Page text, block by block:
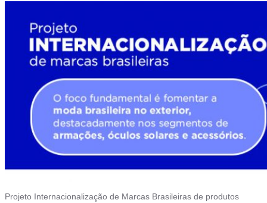
Projeto Internacionalização de Marcas Brasileiras de produtos